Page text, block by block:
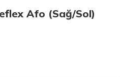
Afo (Sağ/Sol)